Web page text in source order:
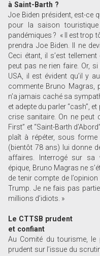
à Saint-Barth ?
Joe Biden président, est-ce
pour la saison
pandémiques ? « Il est trop
prendra Joe Biden. Il ne
Ceci étant, il s’est
peut pas ne rien faire. Or,
USA, il est évident qu’il y
commente Bruno Magras,
n’a jamais caché sa
et adepte du parler “cash”,
crise sanitaire. On ne peut
First” et “Saint-Barth
plaît à répéter, sous forme
(bientôt 78 ans) lui donne
affaires. Interrogé sur sa
épique, Bruno Magras ne
de tenir compte de
Trump. Je ne fais pas
millions d’idiots. »
Le CTTSB prudent
et confiant
Au Comité du tourisme, le
prudent sur l’issue du